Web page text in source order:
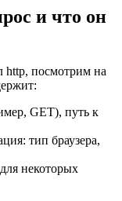
и что он
http, посмотрим на
GET), путь к
тип браузера,
некоторых